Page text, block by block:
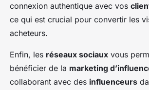
connexion authentique avec vos
ce qui est crucial pour convertir les
acheteurs.
Enfin, les réseaux sociaux vous
bénéficier de la marketing
collaborant avec des influenceurs